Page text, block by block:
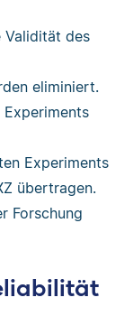
Validität des
eliminiert.
Experiments
übertragen.
Forschung